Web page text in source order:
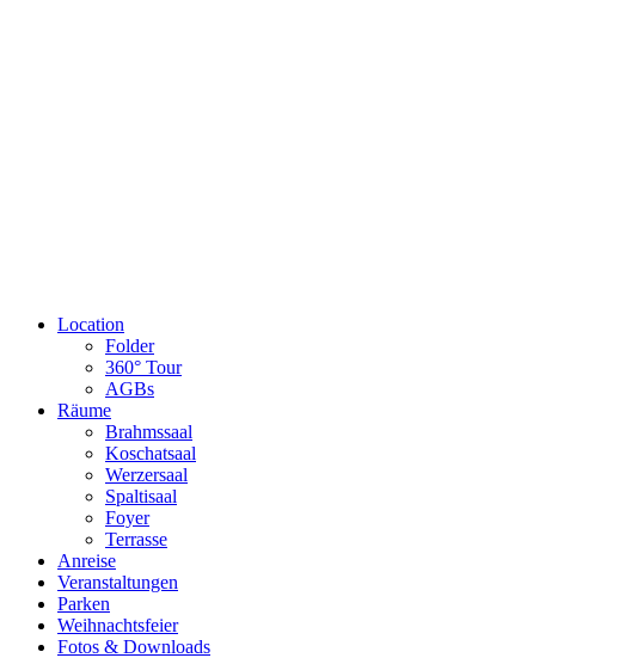
Location
Folder
360° Tour
AGBs
Räume
Brahmssaal
Koschatsaal
Werzersaal
Spaltisaal
Foyer
Terrasse
Anreise
Veranstaltungen
Parken
Weihnachtsfeier
Fotos & Downloads